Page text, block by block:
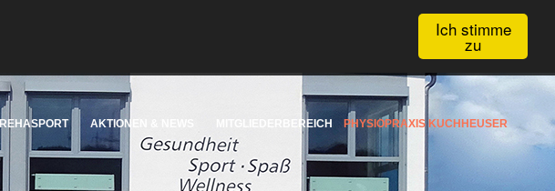
Ich stimme
zu
REHASPORT AKTIONEN & NEWS MITGLIEDERBEREICH PHYSIOPRAXIS KUCHHEUSER